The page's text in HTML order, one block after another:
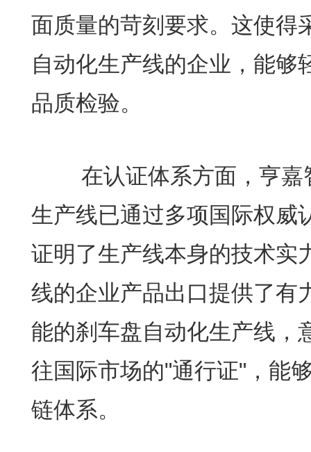
面质量的苛刻要求。这使得
自动化生产线的企业，能够
品质检验。
在认证体系方面，亨嘉
生产线已通过多项国际权威
证明了生产线本身的技术实
线的企业产品出口提供了有
能的刹车盘自动化生产线，
往国际市场的"通行证"，能
链体系。